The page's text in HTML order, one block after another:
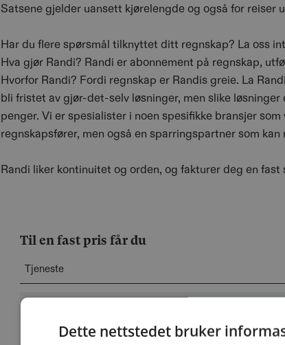
Satsene gjelder uansett kjørelengde og også for reiser
Har du flere spørsmål tilknyttet ditt regnskap? La oss
Hva gjør Randi? Randi er abonnement på regnskap,
Hvorfor Randi? Fordi regnskap er Randis greie. La
bli fristet av gjør-det-selv løsninger, men slike
penger. Vi er spesialister i noen spesifikke bransjer
regnskapsfører, men også en sparringspartner som kan
Randi liker kontinuitet og orden, og fakturer deg en
Til en fast pris får du
Tjeneste
Dette nettstedet bruker